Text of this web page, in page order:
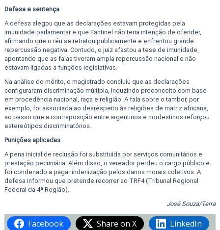
Defesa e sentença
A defesa alegou que as declarações estavam protegidas pela
imunidade parlamentar e que Fantinel não teria intenção de ofender,
afirmando que o réu se retratou publicamente e enfrentou grande
repercussão negativa. Contudo, o juiz afastou a tese de imunidade,
apontando que as falas tiveram ampla repercussão nacional e não
estavam ligadas a funções legislativas.
Na análise do mérito, o magistrado concluiu que as declarações
configuraram discriminação múltipla, induzindo preconceito com base
em procedência nacional, raça e religião. A fala sobre o tambor, por
exemplo, foi associada ao desrespeito às religiões de matriz africana,
ao passo que a contraposição entre argentinos e nordestinos reforçou
estereótipos discriminatórios.
Punições aplicadas
A pena inicial de reclusão foi substituída por serviços comunitários e
prestação pecuniária. Além disso, o vereador perdeu o cargo público e
foi condenado a pagar indenização pelos danos morais coletivos. A
defesa informou que pretende recorrer ao TRF4 (Tribunal Regional
Federal da 4ª Região).
José Souza/Terra
Facebook Share on X
LinkedIn